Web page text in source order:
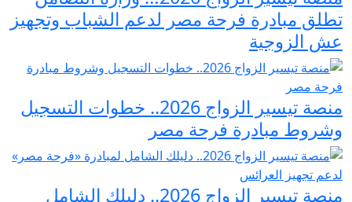
تطلق مبادرة فرحة مصر لدعم الشباب وتجهيز
عش الزوجية
منصة تيسير الزواج 2026.. خطوات التسجيل
وشروط مبادرة فرحة مصر
منصة تيسير الزواج 2026.. دليلك الشامل